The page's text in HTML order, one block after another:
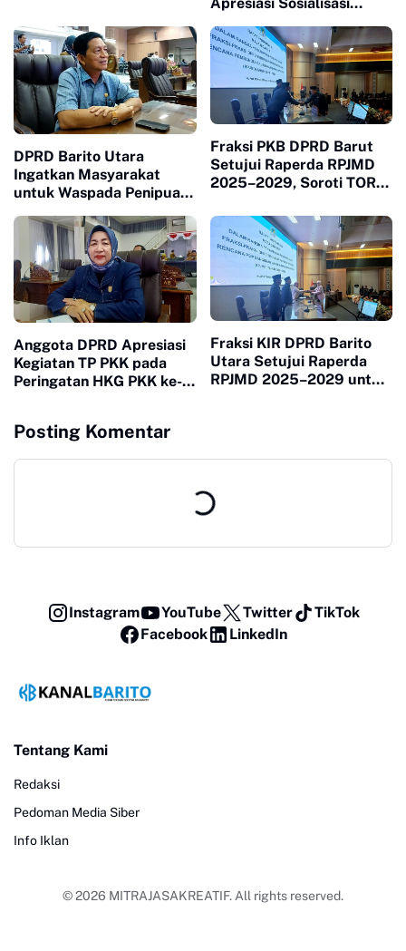
Dampak Negatif Medsos
DPRD Barito Utara
Ingatkan Masyarakat
untuk Waspada Penipuan
Fraksi PKB DPRD Barut
Setujui Raperda RPJMD
2025–2029, Soroti TORA
Ruang
Anggota DPRD Apresiasi
Kegiatan TP PKK pada
Peringatan HKG PKK ke-
Fraksi KIR DPRD Barito
Utara Setujui Raperda
RPJMD 2025–2029 untuk
Posting Komentar
Instagram YouTube Twitter
TikTok
Facebook
LinkedIn
Tentang Kami
Redaksi
Pedoman Media Siber
Info Iklan
© 2026 MITRAJASAKREATIF. All rights reserved.